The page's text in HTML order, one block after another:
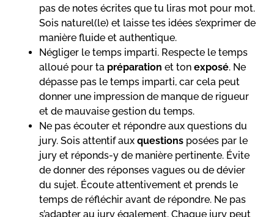
pas de notes écrites que tu liras mot pour mot.
Sois naturel(le) et laisse tes idées s’exprimer de
manière fluide et authentique.
Négliger le temps imparti. Respecte le temps
alloué pour ta préparation et ton exposé. Ne
dépasse pas le temps imparti, car cela peut
donner une impression de manque de rigueur
et de mauvaise gestion du temps.
Ne pas écouter et répondre aux questions du
jury. Sois attentif aux questions posées par le
jury et réponds-y de manière pertinente. Évite
de donner des réponses vagues ou de dévier
du sujet. Écoute attentivement et prends le
temps de réfléchir avant de répondre. Ne pas
s’adapter au jury également. Chaque jury peut